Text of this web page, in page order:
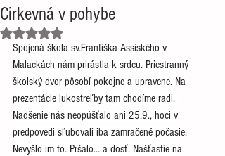
Cirkevná v pohybe
Hodnotenie NaN z 5 hviezdičiek.
Spojená škola sv.Františka Assiského v
Malackách nám prirástla k srdcu. Priestranný
školský dvor pôsobí pokojne a upravene. Na
prezentácie lukostreľby tam chodíme radi.
Nadšenie nás neopúšťalo ani 25.9., hoci v
predpovedi sľubovali iba zamračené počasie.
Nevyšlo im to. Pršalo... a dosť. Našťastie na